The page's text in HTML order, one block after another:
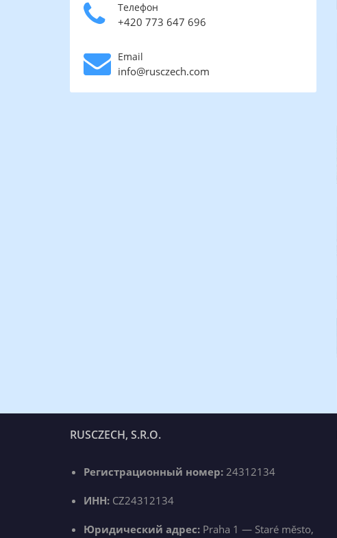
Телефон
+420 773 647 696
Email
info@rusczech.com
RUSCZECH, S.R.O.
Регистрационный номер: 24312134
ИНН: CZ24312134
Юридический адрес: Praha 1 — Staré město,